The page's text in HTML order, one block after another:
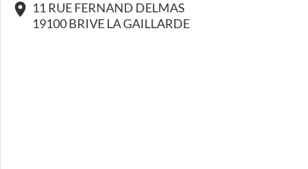
11 RUE FERNAND DELMAS
19100 BRIVE LA GAILLARDE